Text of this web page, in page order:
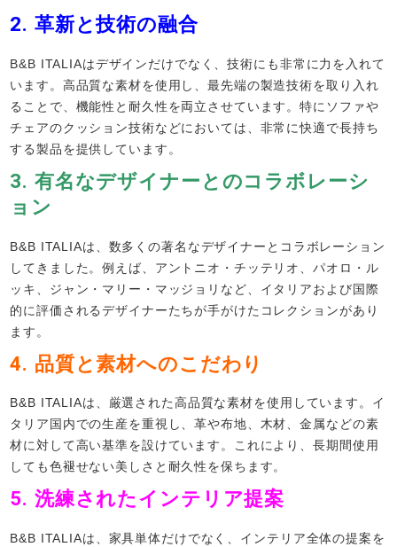
2. 革新と技術の融合
B&B ITALIAはデザインだけでなく、技術にも非常に力を入れて
います。高品質な素材を使用し、最先端の製造技術を取り入れ
ることで、機能性と耐久性を両立させています。特にソファや
チェアのクッション技術などにおいては、非常に快適で長持ち
する製品を提供しています。
3. 有名なデザイナーとのコラボレーシ
ョン
B&B ITALIAは、数多くの著名なデザイナーとコラボレーション
してきました。例えば、アントニオ・チッテリオ、パオロ・ル
ッキ、ジャン・マリー・マッジョリなど、イタリアおよび国際
的に評価されるデザイナーたちが手がけたコレクションがあり
ます。
4. 品質と素材へのこだわり
B&B ITALIAは、厳選された高品質な素材を使用しています。イ
タリア国内での生産を重視し、革や布地、木材、金属などの素
材に対して高い基準を設けています。これにより、長期間使用
しても色褪せない美しさと耐久性を保ちます。
5. 洗練されたインテリア提案
B&B ITALIAは、家具単体だけでなく、インテリア全体の提案を